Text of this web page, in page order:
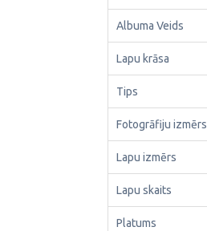
Albuma Veids
Lapu krāsa
Tips
Fotogrāfiju izmērs
Lapu izmērs
Lapu skaits
Platums